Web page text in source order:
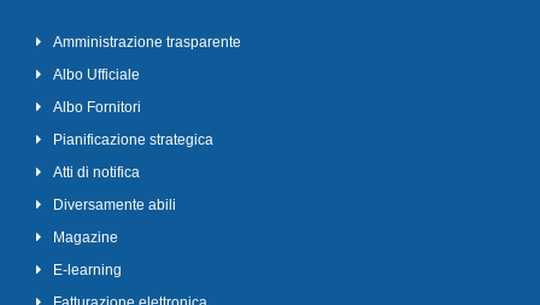
Amministrazione trasparente
Albo Ufficiale
Albo Fornitori
Pianificazione strategica
Atti di notifica
Diversamente abili
Magazine
E-learning